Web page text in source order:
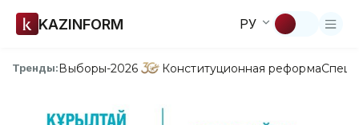
KAZINFORM РУ
Тренды:Выборы-2026 Конституционная реформа